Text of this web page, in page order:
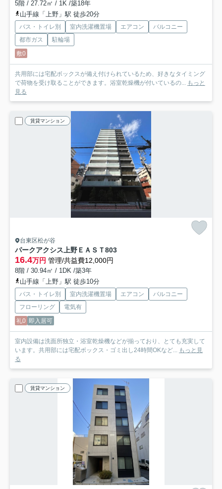
5階 / 27.72㎡ / 1K /築18年
山手線「上野」駅 徒歩20分
バス・トイレ別 室内洗濯機置場 エアコン
バルコニー
都市ガス
駐輪場
敷0
共用部には宅配ボックスが備え付けられているため、好きなタイミング
で荷物を受け取ることができます。浴室乾燥機が付いているの... もっと
見る
賃貸マンション
台東区松が谷
パークアクシス上野ＥＡＳＴ803
16.4万円 管理/共益費12,000円
8階 / 30.94㎡ / 1DK /築3年
山手線「上野」駅 徒歩10分
バス・トイレ別 室内洗濯機置場 エアコン
バルコニー
フローリング
電気有
礼0 即入居可
室内設備は洗面所独立・浴室乾燥機などが揃っており、とても充実して
います。共用部には宅配ボックス・ゴミ出し24時間OKなど... もっと見
る
賃貸マンション